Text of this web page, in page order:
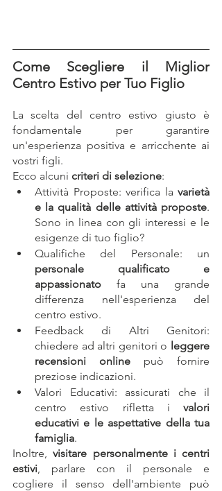
Come Scegliere il Miglior
Centro Estivo per Tuo Figlio
La scelta del centro estivo giusto è
fondamentale per garantire
un'esperienza positiva e arricchente ai
vostri figli.
Ecco alcuni criteri di selezione:
Attività Proposte: verifica la varietà
e la qualità delle attività proposte.
Sono in linea con gli interessi e le
esigenze di tuo figlio?
personale qualificato e
appassionato fa una grande
differenza nell'esperienza del
centro estivo.
Feedback di Altri Genitori:
chiedere ad altri genitori o leggere
recensioni online può fornire
preziose indicazioni.
Valori Educativi: assicurati che il
centro estivo rifletta i valori
educativi e le aspettative della tua
famiglia.
Inoltre, visitare personalmente i centri
estivi, parlare con il personale e
cogliere il senso dell'ambiente può